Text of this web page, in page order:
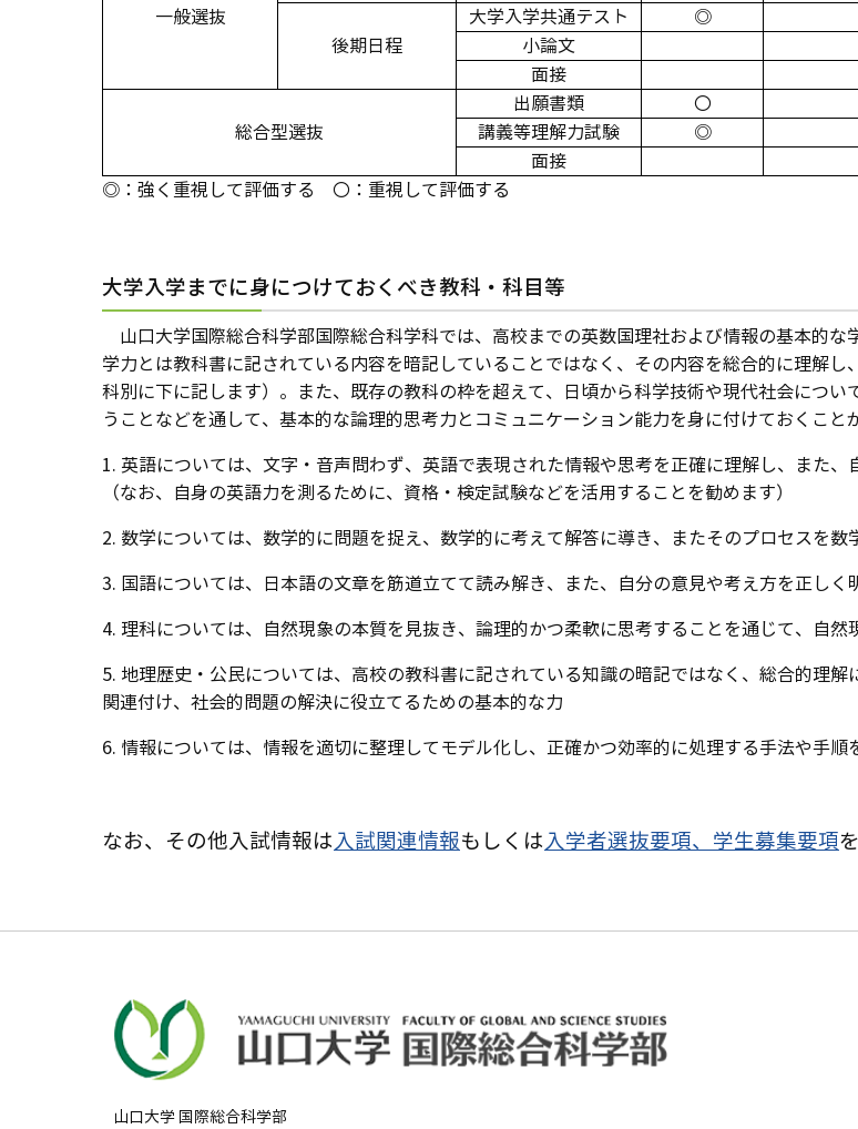
一般選抜
後期日程
大学入学共通テスト ◎
小論文
面接
総合型選抜
出願書類 〇
講義等理解力試験
◎
面接
◎：強く重視して評価する 〇：重視して評価する
大学入学までに身につけておくべき教科・科目等
山口大学国際総合科学部国際総合科学科では、高校までの英数国理社および情報の基本的
学力とは教科書に記されている内容を暗記していることではなく、その内容を総合的に理解
科別に下に記します）。また、既存の教科の枠を超えて、日頃から科学技術や現代社会につ
うことなどを通して、基本的な論理的思考力とコミュニケーション能力を身に付けておくこと
1. 英語については、文字・音声問わず、英語で表現された情報や思考を正確に理解し、また
（なお、自身の英語力を測るために、資格・検定試験などを活用することを勧めます）
2. 数学については、数学的に問題を捉え、数学的に考えて解答に導き、またそのプロセスを数
3. 国語については、日本語の文章を筋道立てて読み解き、また、自分の意見や考え方を正し
4. 理科については、自然現象の本質を見抜き、論理的かつ柔軟に思考することを通じて、自
5. 地理歴史・公民については、高校の教科書に記されている知識の暗記ではなく、総合的理
関連付け、社会的問題の解決に役立てるための基本的な力
6. 情報については、情報を適切に整理してモデル化し、正確かつ効率的に処理する手法や手
なお、その他入試情報は入試関連情報もしくは入学者選抜要項、学生募集要項
山口大学 国際総合科学部